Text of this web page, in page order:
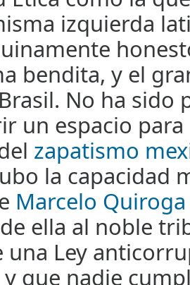
izquierda
bendita, y el
No ha sido
un espacio para
zapatismo
la capacidad
Marcelo
ella al noble
una Ley
que nadie